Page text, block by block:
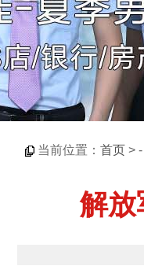
当前位置： 首页 >
解放